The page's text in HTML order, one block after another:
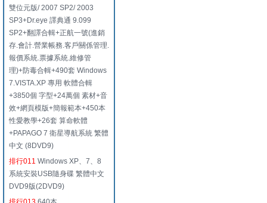
雙位元版/ 2007 SP2/ 2003
SP3+Dr.eye 譯典通 9.099
SP2+翻譯合輯+正航一號(進銷
存.會計.營業帳務.客戶關係管理.
報價系統.票據系統.維修管
理)+防毒合輯+490套 Windows
7.VISTA.XP 專用 軟體合輯
+3850個 字型+24萬個 素材+音
效+網頁模版+簡報範本+450本
性愛教學+26套 算命軟體
+PAPAGO 7 衛星導航系統 繁體
中文 (8DVD9)
排行011 Windows XP、7、8
系統安裝USB隨身碟 繁體中文
DVD9版(2DVD9)